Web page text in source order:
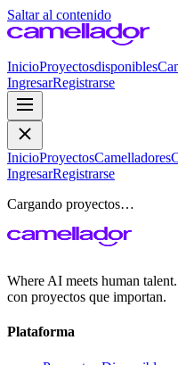
Saltar al contenido
InicioProyectosdisponibles
IngresarRegistrarse
InicioProyectosCamelladores
IngresarRegistrarse
Cargando proyectos…
Where AI meets human
con proyectos que importan.
Plataforma